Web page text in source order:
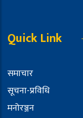
Quick Link
समाचार
सूचना-प्रविधि
मनोरञ्जन